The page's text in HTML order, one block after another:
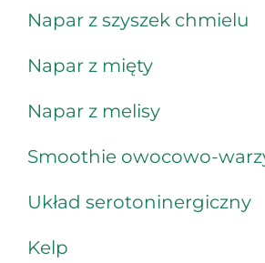
Napar z szyszek chmielu
Napar z mięty
Napar z melisy
Smoothie owocowo-
Układ serotoninergiczny
Kelp